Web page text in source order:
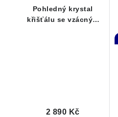
Pohledný krystal
křišťálu se vzácným
2 890 Kč